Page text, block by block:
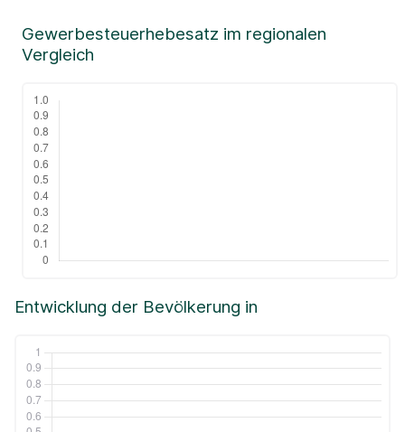
Entwicklung der Bevölkerung in
Gewerbesteuerhebesatz im regionalen
Vergleich